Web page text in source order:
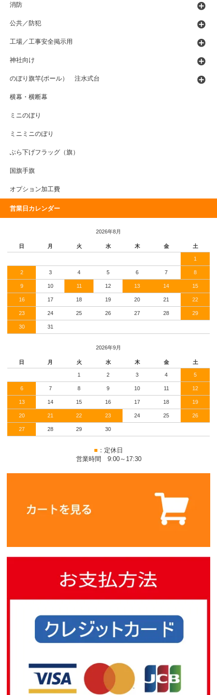
消防
公共／防犯
工場／工事安全掲示用
神社向け
のぼり旗竿(ポール） 注水式台
横幕・横断幕
ミニのぼり
ミニミニのぼり
ぶら下げフラッグ（旗）
国旗手旗
オプション加工費
営業日カレンダー
2026年8月
日 月 火 水 木 金 土
1
2 3 4 5 6 7 8
9 10 11 12 13 14 15
16 17 18 19 20 21 22
23 24 25 26 27 28 29
30 31
2026年9月
日 月 火 水 木 金 土
1 2 3 4 5
6 7 8 9 10 11 12
13 14 15 16 17 18 19
20 21 22 23 24 25 26
27 28 29 30
■ ：定休日
営業時間 9:00～17:30